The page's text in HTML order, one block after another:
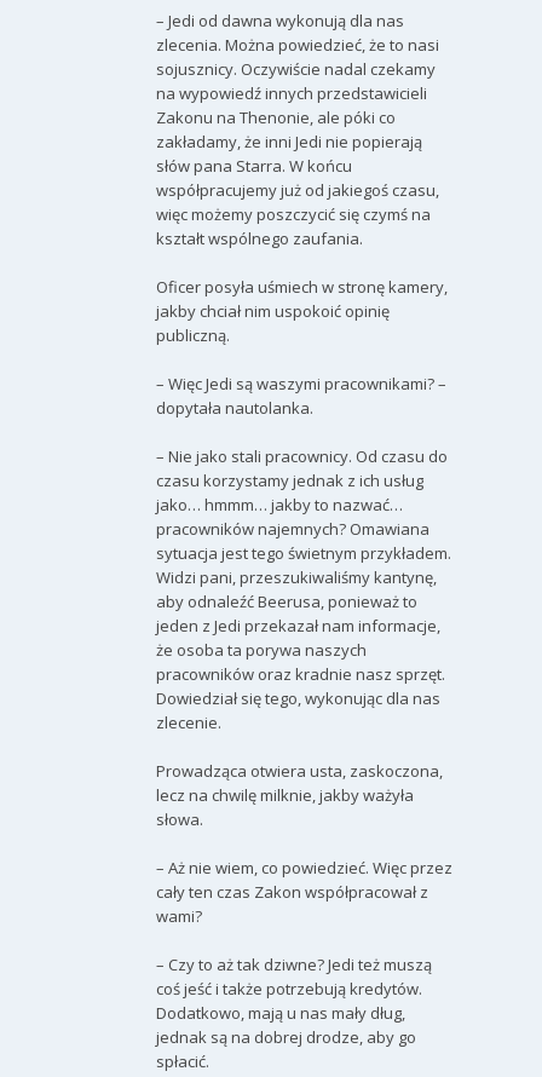
– Jedi od dawna wykonują dla nas
zlecenia. Można powiedzieć, że to nasi
sojusznicy. Oczywiście nadal czekamy
na wypowiedź innych przedstawicieli
Zakonu na Thenonie, ale póki co
zakładamy, że inni Jedi nie popierają
słów pana Starra. W końcu
współpracujemy już od jakiegoś czasu,
więc możemy poszczycić się czymś na
kształt wspólnego zaufania.
Oficer posyła uśmiech w stronę kamery,
jakby chciał nim uspokoić opinię
publiczną.
– Więc Jedi są waszymi pracownikami? –
dopytała nautolanka.
– Nie jako stali pracownicy. Od czasu do
czasu korzystamy jednak z ich usług
jako… hmmm… jakby to nazwać…
pracowników najemnych? Omawiana
sytuacja jest tego świetnym przykładem.
Widzi pani, przeszukiwaliśmy kantynę,
aby odnaleźć Beerusa, ponieważ to
jeden z Jedi przekazał nam informacje,
że osoba ta porywa naszych
pracowników oraz kradnie nasz sprzęt.
Dowiedział się tego, wykonując dla nas
zlecenie.
Prowadząca otwiera usta, zaskoczona,
lecz na chwilę milknie, jakby ważyła
słowa.
– Aż nie wiem, co powiedzieć. Więc przez
cały ten czas Zakon współpracował z
wami?
– Czy to aż tak dziwne? Jedi też muszą
coś jeść i także potrzebują kredytów.
Dodatkowo, mają u nas mały dług,
jednak są na dobrej drodze, aby go
spłacić.